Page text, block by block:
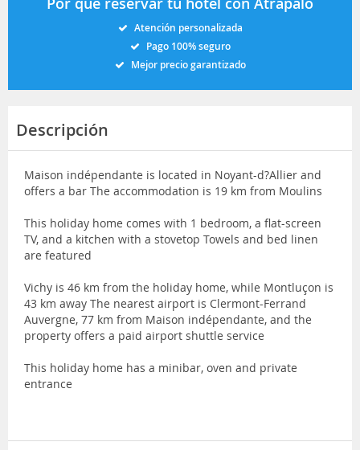
Atención personalizada
Pago 100% seguro
Mejor precio garantizado
Descripción
Maison indépendante is located in Noyant-d?Allier and
offers a bar The accommodation is 19 km from Moulins
This holiday home comes with 1 bedroom, a flat-screen
TV, and a kitchen with a stovetop Towels and bed linen
are featured
Vichy is 46 km from the holiday home, while Montluçon is
43 km away The nearest airport is Clermont-Ferrand
Auvergne, 77 km from Maison indépendante, and the
property offers a paid airport shuttle service
This holiday home has a minibar, oven and private
entrance